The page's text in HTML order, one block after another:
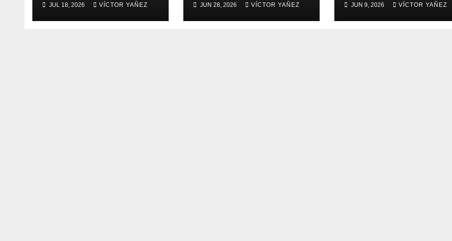
años de su
fundación
JUL 18, 2026 VÍCTOR YAÑEZ
la Sal!
JUN 28, 2026 VÍCTOR YAÑEZ
del PJEdomex
inauguró
JUN 9, 2026 VÍCTOR YAÑEZ